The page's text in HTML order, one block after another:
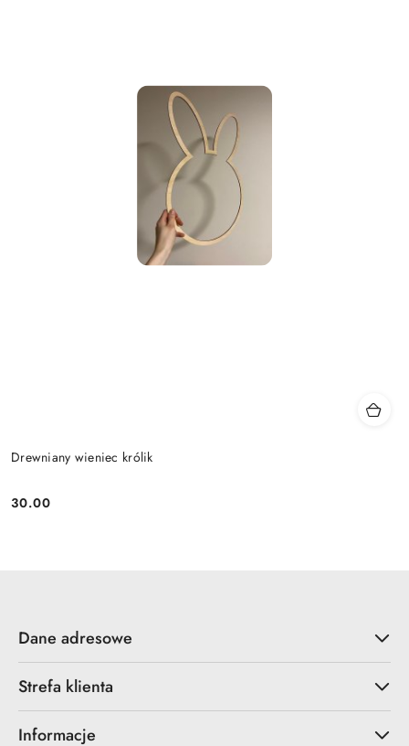
Drewniany wieniec królik
Cena:
30.00
Dane adresowe
Strefa klienta
Informacje